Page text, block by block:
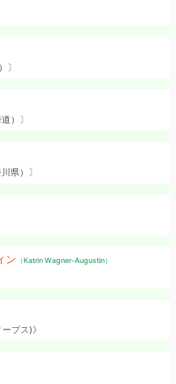
〕
）〕
県）〕
ン （Katrin Wagner-Augustin）
プス)》